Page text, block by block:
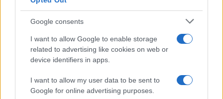
Google consents
I want to allow Google to enable storage
related to advertising like cookies on web or
device identifiers in apps.
I want to allow my user data to be sent to
Google for online advertising purposes.
Sangue, musica e solidarietà con Avis Olbia al
Delta Center
Meteo Olbia 9 agosto, temperature in calo